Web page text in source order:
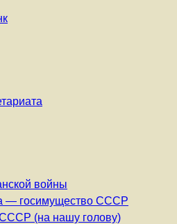
войны
— госимущество СССР
(на нашу голову)